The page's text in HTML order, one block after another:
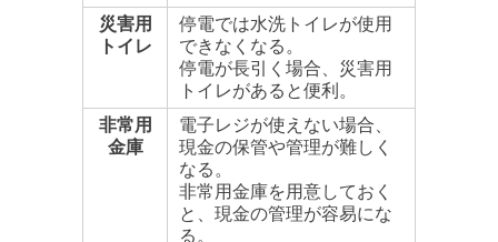
災害用
トイレ
停電では水洗トイレが使用
できなくなる。
停電が長引く場合、災害用
トイレがあると便利。
非常用
金庫
電子レジが使えない場合、
現金の保管や管理が難しく
なる。
非常用金庫を用意しておく
と、現金の管理が容易にな
る。